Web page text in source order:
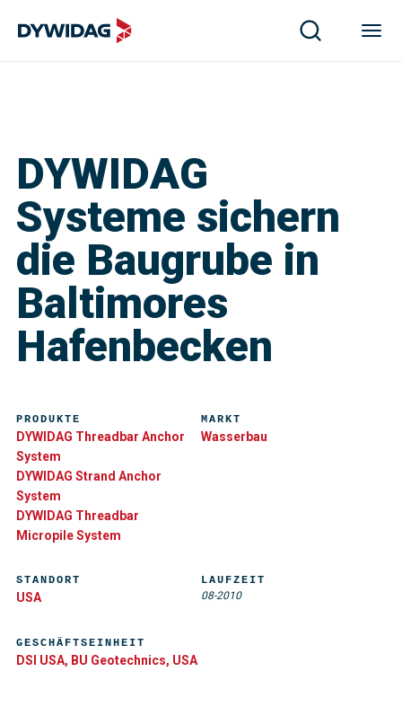
DYWIDAG
Systeme sichern
die Baugrube in
Baltimores
Hafenbecken
PRODUKTE
DYWIDAG Threadbar Anchor
System
DYWIDAG Strand Anchor
System
DYWIDAG Threadbar
Micropile System
MARKT
Wasserbau
GESCHÄFTSEINHEIT
DSI USA, BU Geotechnics, USA
STANDORT
USA
LAUFZEIT
08-2010